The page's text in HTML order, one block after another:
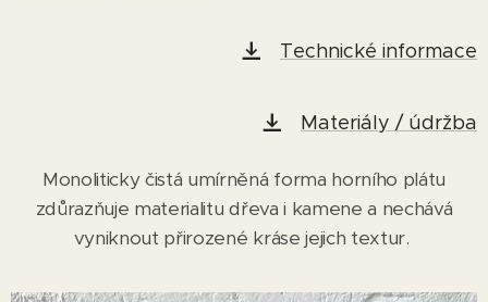
Technické informace
Materiály / údržba
Monoliticky čistá umírněná forma horního plátu
zdůrazňuje materialitu dřeva i kamenea nechává
vyniknout přirozené kráse jejich textur.